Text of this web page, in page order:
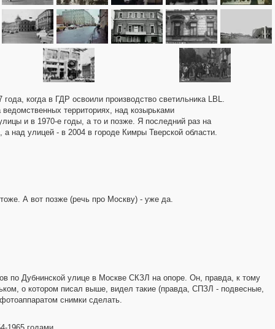
когда в ГДР освоили производство светильника LBL.
территориях, над козырьками
и в 1970-е годы, а то и позже. Я последний раз на
над улицей - в 2004 в городе Кимры Тверской области.
А вот позже (речь про Москву) - уже да.
по Дубнинской улице в Москве СКЗЛ на опоре. Он, правда, к тому
о котором писал выше, видел такие (правда, СПЗЛ - подвесные,
снимки сделать.